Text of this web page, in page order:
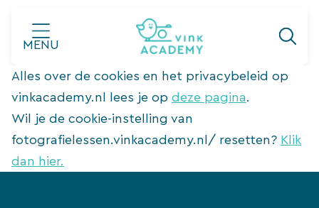
naar
inhoud
MENU
Alles over de cookies en het privacybeleid op
vinkacademy.nl lees je op deze pagina.
Wil je de cookie-instelling van
fotografielessen.vinkacademy.nl/ resetten? Klik
dan hier.